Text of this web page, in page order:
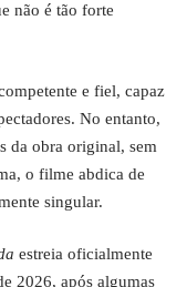
não é tão forte
e fiel, capaz
No entanto,
da obra original, sem
o filme abdica de
singular.
estreia oficialmente
2026, após algumas